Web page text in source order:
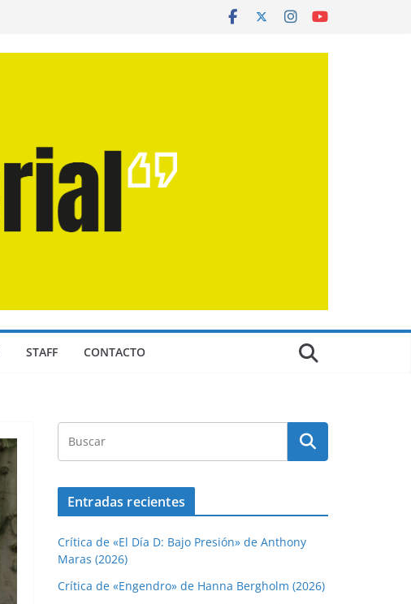
STAFF CONTACTO
Entradas recientes
Crítica de «El Día D: Bajo Presión» de Anthony
Maras (2026)
Crítica de «Engendro» de Hanna Bergholm (2026)